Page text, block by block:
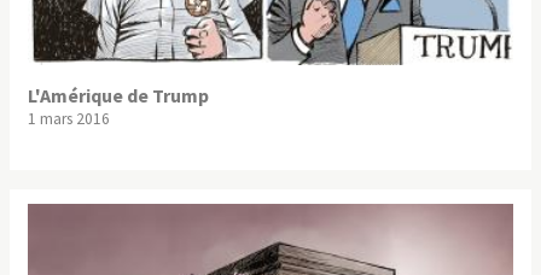
L'Amérique de Trump
1 mars 2016